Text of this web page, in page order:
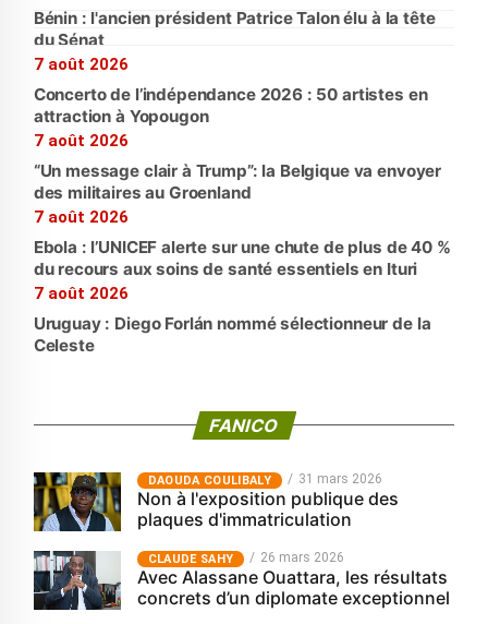
Bénin : l'ancien président Patrice Talon élu à la tête
du Sénat
7 août 2026
Concerto de l’indépendance 2026 : 50 artistes en
attraction à Yopougon
7 août 2026
“Un message clair à Trump”: la Belgique va envoyer
des militaires au Groenland
7 août 2026
Ebola : l’UNICEF alerte sur une chute de plus de 40 %
du recours aux soins de santé essentiels en Ituri
7 août 2026
Uruguay : Diego Forlán nommé sélectionneur de la
Celeste
FANICO
‎DAOUDA COULIBALY 31 mars 2026
Non à l'exposition publique des
plaques d'immatriculation
CLAUDE SAHY 26 mars 2026
Avec Alassane Ouattara, les résultats
concrets d’un diplomate exceptionnel